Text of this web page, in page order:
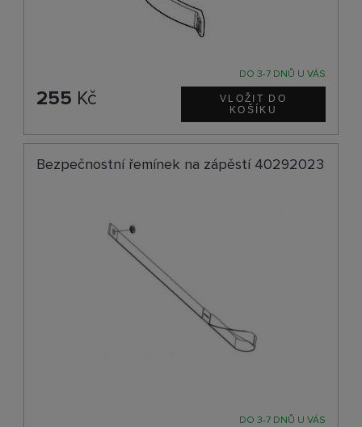
DO 3-7 DNŮ U VÁS
255 Kč
Bezpečnostní řemínek na zápěstí 40292023
DO 3-7 DNŮ U VÁS